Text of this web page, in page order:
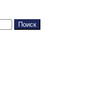
Поиск